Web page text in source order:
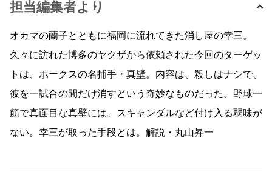
担当編集者より
オカマの蘭子とともに福岡に流れてきた消し屋の幸三。
久々に訪れた博多のヤクザから依頼された今回のターゲッ
トは、ホークスの名捕手・真壁。内容は、殺しはナシで、
彼を一試合の間だけ消すという奇妙なものだった。野球一
筋で真面目な真壁には、スキャンダルなど付け入る弱味が
ない。幸三が取った手段とは。解説・丸山昇一